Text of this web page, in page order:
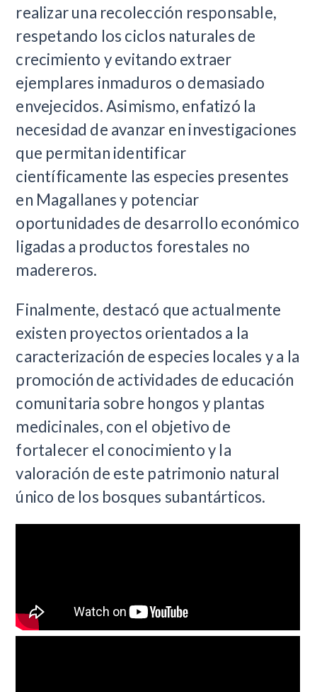
realizar una recolección responsable,
respetando los ciclos naturales de
crecimiento y evitando extraer
ejemplares inmaduros o demasiado
envejecidos. Asimismo, enfatizó la
necesidad de avanzar en investigaciones
que permitan identificar
científicamente las especies presentes
en Magallanes y potenciar
oportunidades de desarrollo económico
ligadas a productos forestales no
madereros.
Finalmente, destacó que actualmente
existen proyectos orientados a la
caracterización de especies locales y a la
promoción de actividades de educación
comunitaria sobre hongos y plantas
medicinales, con el objetivo de
fortalecer el conocimiento y la
valoración de este patrimonio natural
único de los bosques subantárticos.